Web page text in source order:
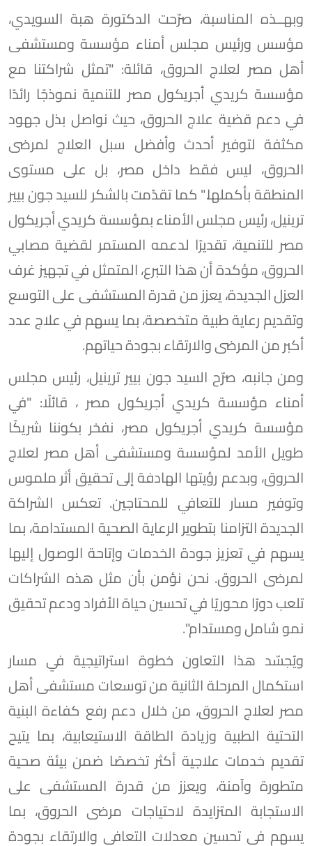
وبهــذه المناسبة، صرّحت الدكتورة هبة السويدي،
مؤسس ورئيس مجلس أمناء مؤسسة ومستشفى
أهل مصر لعلاج الحروق، قائلة: "تمثل شراكتنا مع
مؤسسة كريدي أجريكول مصر للتنمية نموذجًا رائدًا
في دعم قضية علاج الحروق، حيث نواصل بذل جهود
مكثفة لتوفير أحدث وأفضل سبل العلاج لمرضى
الحروق، ليس فقط داخل مصر، بل على مستوى
المنطقة بأكملها." كما تقدّمت بالشكر للسيد جون بيير
ترينيل، رئيس مجلس الأمناء بمؤسسة كريدي أجريكول
مصر للتنمية، تقديرًا لدعمه المستمر لقضية مصابي
الحروق، مؤكدة أن هذا التبرع، المتمثل في تجهيز غرف
العزل الجديدة، يعزز من قدرة المستشفى على التوسع
وتقديم رعاية طبية متخصصة، بما يسهم في علاج عدد
أكبر من المرضى والارتقاء بجودة حياتهم.
ومن جانبه، صرّح السيد جون بيير ترينيل، رئيس مجلس
أمناء مؤسسة كريدي أجريكول مصر ، قائلًا: "في
مؤسسة كريدي أجريكول مصر، نفخر بكوننا شريكًا
طويل الأمد لمؤسسة ومستشفى أهل مصر لعلاج
الحروق، وبدعم رؤيتها الهادفة إلى تحقيق أثر ملموس
وتوفير مسار للتعافي للمحتاجين. تعكس الشراكة
الجديدة التزامنا بتطوير الرعاية الصحية المستدامة، بما
يسهم في تعزيز جودة الخدمات وإتاحة الوصول إليها
لمرضى الحروق. نحن نؤمن بأن مثل هذه الشراكات
تلعب دورًا محوريًا في تحسين حياة الأفراد ودعم تحقيق
نمو شامل ومستدام".
ويُجسّد هذا التعاون خطوة استراتيجية في مسار
استكمال المرحلة الثانية من توسعات مستشفى أهل
مصر لعلاج الحروق، من خلال دعم رفع كفاءة البنية
التحتية الطبية وزيادة الطاقة الاستيعابية، بما يتيح
تقديم خدمات علاجية أكثر تخصصًا ضمن بيئة صحية
متطورة وآمنة، ويعزز من قدرة المستشفى على
الاستجابة المتزايدة لاحتياجات مرضى الحروق، بما
يسهم في تحسين معدلات التعافي والارتقاء بجودة